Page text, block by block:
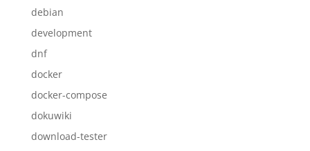
debian
development
dnf
docker
docker-compose
dokuwiki
download-tester